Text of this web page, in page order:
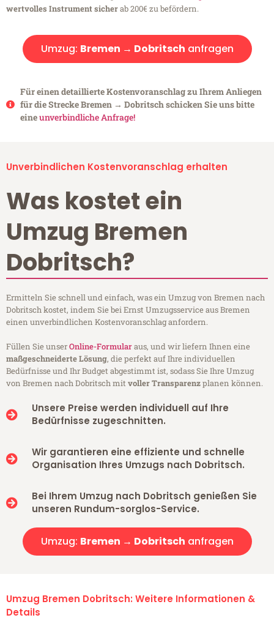
wertvolles Instrument sicherab 200€ zu befördern.
Umzug: Bremen → Dobritsch anfragen
Für einen detaillierte Kostenvoranschlag zu Ihrem Anliegen
für die Strecke Bremen → Dobritsch schicken Sie uns bitte
eineunverbindliche Anfrage!
Unverbindlichen Kostenvoranschlag erhalten
Was kostet ein
Umzug Bremen
Dobritsch?
Ermitteln Sie schnell und einfach, was ein Umzug von Bremen nach
Dobritsch kostet, indem Sie bei Ernst Umzugsservice aus Bremen
einen unverbindlichen Kostenvoranschlag anfordern.
Füllen Sie unserOnline-Formularaus, und wir liefern Ihnen eine
maßgeschneiderte Lösung, die perfekt auf Ihre individuellen
Bedürfnisse und Ihr Budget abgestimmt ist, sodass Sie Ihre Umzug
von Bremen nach Dobritsch mitvoller Transparenzplanen können.
Unsere Preise werden individuell auf Ihre
Bedürfnisse zugeschnitten.
Wir garantieren eine effiziente und schnelle
Organisation Ihres Umzugs nach Dobritsch.
Bei Ihrem Umzug nach Dobritsch genießen Sie
unseren Rundum-sorglos-Service.
Umzug: Bremen → Dobritsch anfragen
Umzug Bremen Dobritsch: Weitere Informationen &
Details